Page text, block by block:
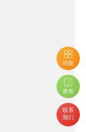
功能
发布
联系
我们